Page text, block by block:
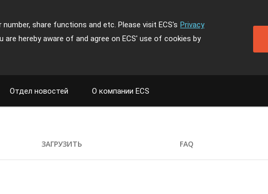
share functions and etc. Please visit ECS's Privacy
hereby aware of and agree on ECS' use of cookies by
Отдел новостей О компании ECS
ЗАГРУЗИТЬ FAQ